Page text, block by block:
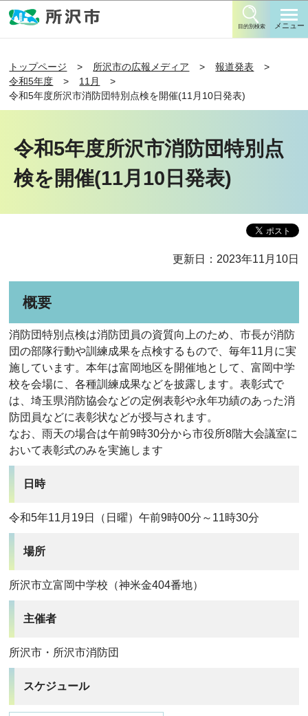
目的別検索 メニュー
トップページ 所沢市の広報メディア
報道発表
令和5年度
11月
令和5年度所沢市消防団特別点検を開催(11月10日発表)
令和5年度所沢市消防団特別点
検を開催(11月10日発表)
更新日：2023年11月10日
概要
消防団特別点検は消防団員の資質向上のため、市長が消防
団の部隊行動や訓練成果を点検するもので、毎年11月に実
施しています。本年は富岡地区を開催地として、富岡中学
校を会場に、各種訓練成果などを披露します。表彰式で
は、埼玉県消防協会などの定例表彰や永年功績のあった消
防団員などに表彰状などが授与されます。
なお、雨天の場合は午前9時30分から市役所8階大会議室に
おいて表彰式のみを実施します
日時
令和5年11月19日（日曜）午前9時00分～11時30分
場所
所沢市立富岡中学校（神米金404番地）
主催者
所沢市・所沢市消防団
スケジュール